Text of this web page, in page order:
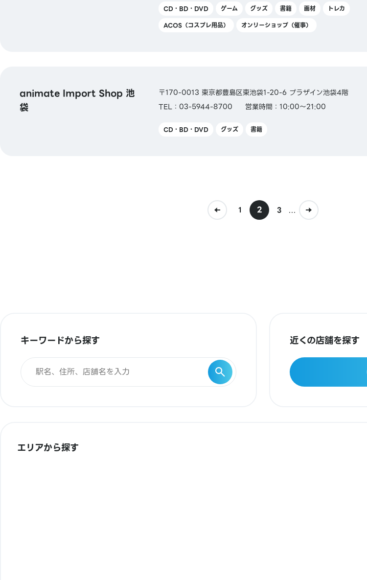
CD・BD・DVD ゲーム グッズ 書籍 画材
トレカ
ACOS（コスプレ用品）
オンリーショップ（催事）
animate Import Shop 池
袋
〒170-0013 東京都豊島区東池袋1-20-6 プラザイン池袋4階
TEL：03-5944-8700
営業時間：10:00～21:00
CD・BD・DVD グッズ 書籍
1 2 3 ...
キーワードから探す 近くの店舗を探す
エリアから探す